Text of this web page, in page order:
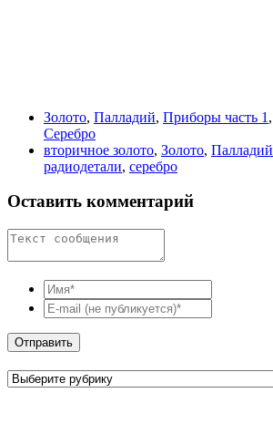
Золото, Палладий, Приборы часть 1 ,
Серебро
вторичное золото, Золото, Палладий
радиодетали, серебро
Оставить комментарий